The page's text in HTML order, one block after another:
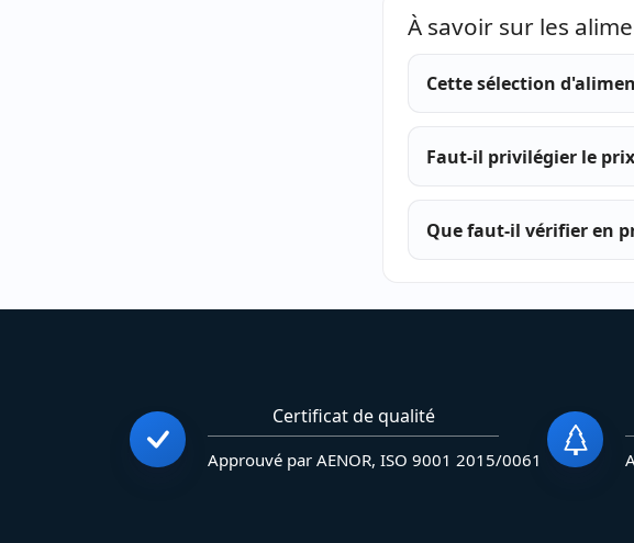
À savoir sur les
Cette sélection
Faut-il privilégier le
Que faut-il vérifier en
Certificat de qualité
Approuvé par AENOR, ISO 9001 2015/0061